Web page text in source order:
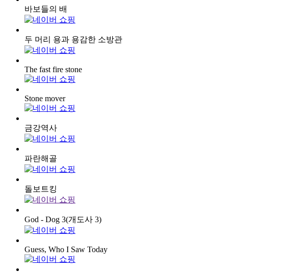
바보들의 배
두 머리 용과 용감한 소방관
The fast fire stone
Stone mover
금강역사
파란해골
돌보트킹
God - Dog 3(개도사 3)
Guess, Who I Saw Today